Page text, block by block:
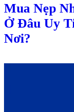
Mua Nẹp
Ở Đâu Uy
Nơi?